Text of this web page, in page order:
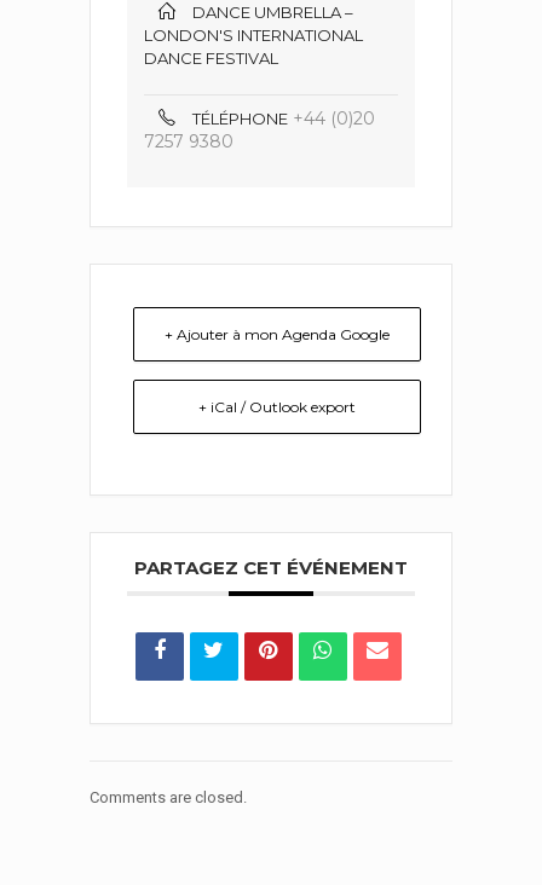
DANCE UMBRELLA –
LONDON'S INTERNATIONAL
DANCE FESTIVAL
TÉLÉPHONE +44 (0)20
7257 9380
+ Ajouter à mon Agenda Google
+ iCal / Outlook export
PARTAGEZ CET ÉVÉNEMENT
Comments are closed.